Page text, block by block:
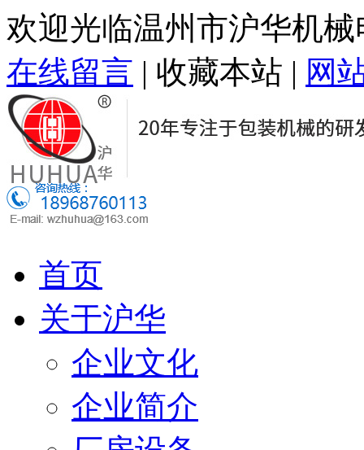
欢迎光临温州市沪华机
在线留言 | 收藏本站 | 网
首页
关于沪华
企业文化
企业简介